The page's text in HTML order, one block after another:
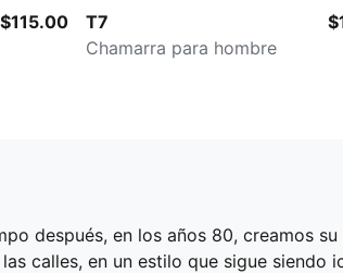
$115.00
T7
Chamarra para hombre
después, en los años 80, creamos su
calles, en un estilo que sigue siendo